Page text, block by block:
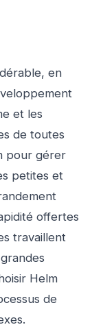
en
et les
de toutes
pour gérer
petites et
offertes
travaillent
Helm
de